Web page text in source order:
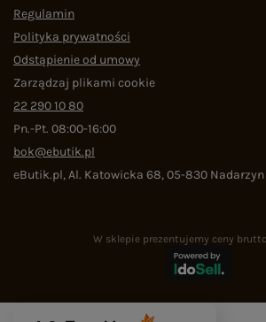
Regulamin
Polityka prywatności
Odstąpienie od umowy
Zarządzaj plikami cookie
22 290 10 80
Pn.-Pt. 08:00-16:00
bok@ebutik.pl
eButik.pl,Al. Katowicka 68,05-830 Nadarzyn
W sklepie prezentujemy ceny brutto